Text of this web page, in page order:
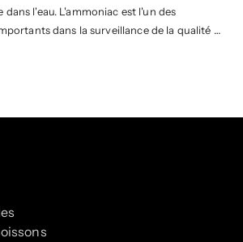
l'eau. L'ammoniac est l'un des
dans la surveillance de la qualité de
clé de l'activité biologique, de